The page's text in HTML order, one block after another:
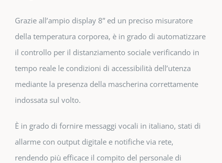
Grazie all’ampio display 8” ed un preciso misuratore
della temperatura corporea, è in grado di automatizzare
il controllo per il distanziamento sociale verificando in
tempo reale le condizioni di accessibilità dell’utenza
mediante la presenza della mascherina correttamente
indossata sul volto.
È in grado di fornire messaggi vocali in italiano, stati di
allarme con output digitale e notifiche via rete,
rendendo più efficace il compito del personale di